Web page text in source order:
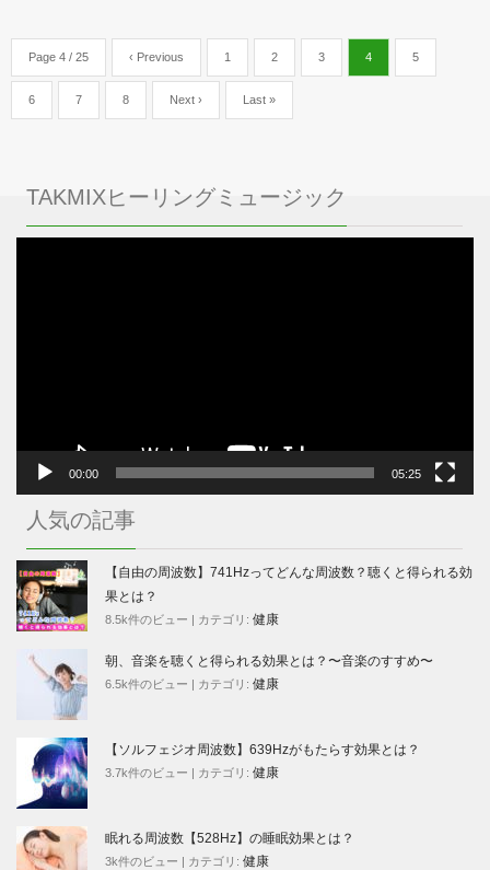
Page 4 / 25 ‹ Previous 1 2 3 4 5
6 7 8 Next › Last »
TAKMIXヒーリングミュージック
00:00 05:25
人気の記事
【自由の周波数】741Hzってどんな周波数？聴くと得られる効
果とは？
8.5k件のビュー | カテゴリ: 健康
朝、音楽を聴くと得られる効果とは？〜音楽のすすめ〜
6.5k件のビュー | カテゴリ: 健康
【ソルフェジオ周波数】639Hzがもたらす効果とは？
3.7k件のビュー | カテゴリ: 健康
眠れる周波数【528Hz】の睡眠効果とは？
3k件のビュー | カテゴリ: 健康